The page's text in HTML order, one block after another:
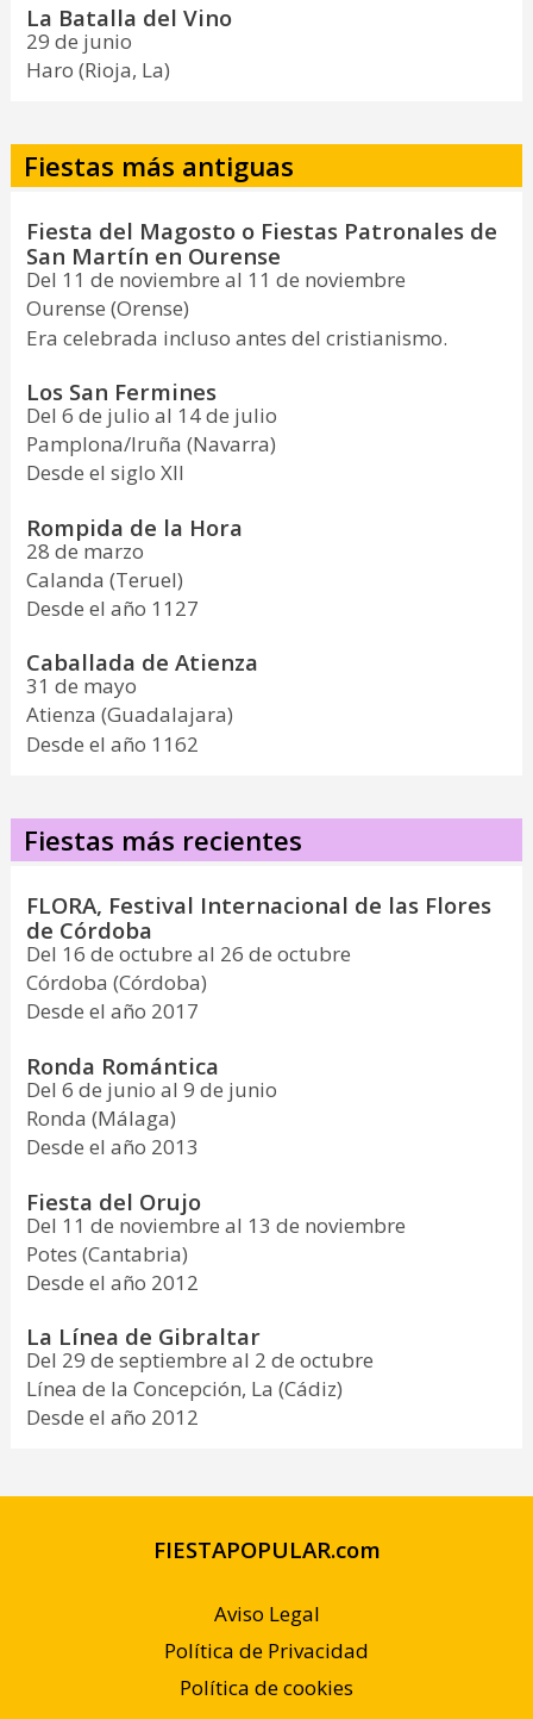
La Batalla del Vino
29 de junio
Haro (Rioja, La)
Fiestas más antiguas
Fiesta del Magosto o Fiestas Patronales de
San Martín en Ourense
Del 11 de noviembre al 11 de noviembre
Ourense (Orense)
Era celebrada incluso antes del cristianismo.
Los San Fermines
Del 6 de julio al 14 de julio
Pamplona/Iruña (Navarra)
Desde el siglo XII
Rompida de la Hora
28 de marzo
Calanda (Teruel)
Desde el año 1127
Caballada de Atienza
31 de mayo
Atienza (Guadalajara)
Desde el año 1162
Fiestas más recientes
FLORA, Festival Internacional de las Flores
de Córdoba
Del 16 de octubre al 26 de octubre
Córdoba (Córdoba)
Desde el año 2017
Ronda Romántica
Del 6 de junio al 9 de junio
Ronda (Málaga)
Desde el año 2013
Fiesta del Orujo
Del 11 de noviembre al 13 de noviembre
Potes (Cantabria)
Desde el año 2012
La Línea de Gibraltar
Del 29 de septiembre al 2 de octubre
Línea de la Concepción, La (Cádiz)
Desde el año 2012
FIESTAPOPULAR.com
Aviso Legal
Política de Privacidad
Política de cookies